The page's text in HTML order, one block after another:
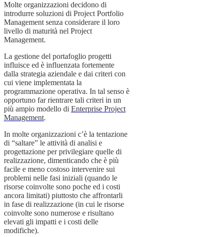
Molte organizzazioni decidono di
introdurre soluzioni di Project Portfolio
Management senza considerare il loro
livello di maturità nel Project
Management.
La gestione del portafoglio progetti
influisce ed è influenzata fortemente
dalla strategia aziendale e dai criteri con
cui viene implementata la
programmazione operativa. In tal senso è
opportuno far rientrare tali criteri in un
più ampio modello di Enterprise Project
Management.
In molte organizzazioni c’è la tentazione
di “saltare” le attività di analisi e
progettazione per privilegiare quelle di
realizzazione, dimenticando che è più
facile e meno costoso intervenire sui
problemi nelle fasi iniziali (quando le
risorse coinvolte sono poche ed i costi
ancora limitati) piuttosto che affrontarli
in fase di realizzazione (in cui le risorse
coinvolte sono numerose e risultano
elevati gli impatti e i costi delle
modifiche).